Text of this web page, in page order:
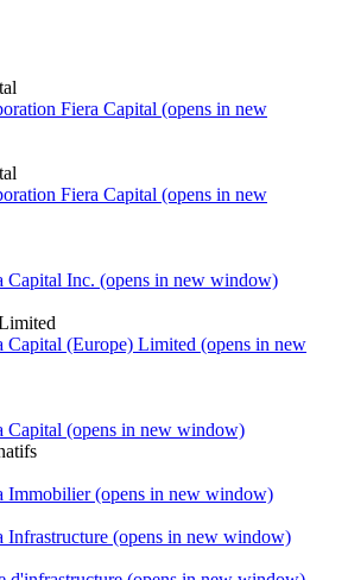
Fiera Capital (opens in new
Fiera Capital (opens in new
Capital Inc. (opens in new window)
Capital (Europe) Limited (opens in new
Capital (opens in new window)
Immobilier (opens in new window)
Infrastructure (opens in new window)